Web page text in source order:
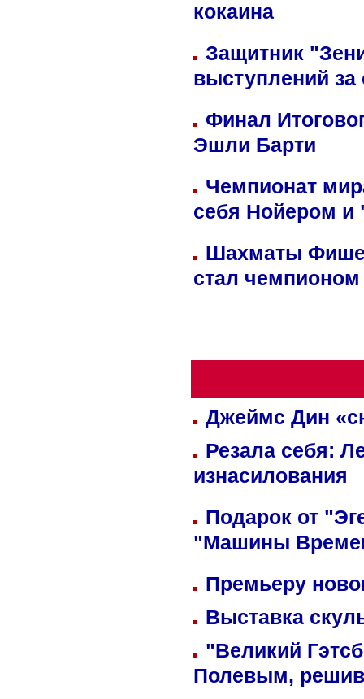
кокаина
Защитник
выступлений
Финал
Эшли Барти
Чемпионат
себя Нойером и
Шахматы
стал
Джеймс Дин
Резала себя:
изнасилования
Подарок от
"Машины
Премьеру
Выставка
"Великий
Полевым,